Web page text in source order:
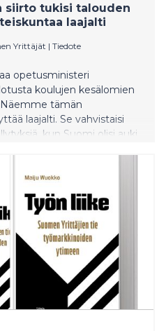
siirto tukisi talouden
laajalti
Yrittäjät | Tiedote
opetusministeri
koulujen kesälomien
tämän
laajalti. Se vahvistaisi
kun Suomi olisi auki
Mikael